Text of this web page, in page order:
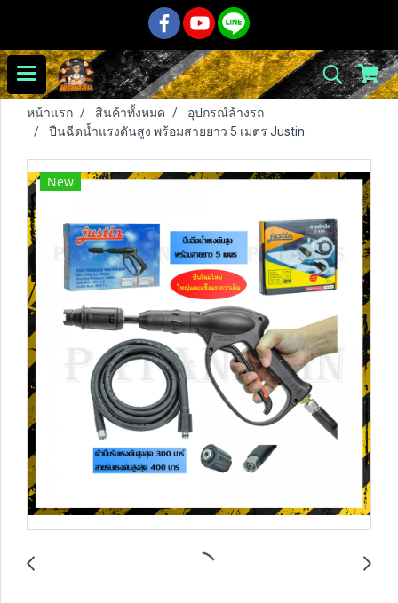
หน้าแรก สินค้าทั้งหมด
อุปกรณ์ล้างรถ
ปืนฉีดน้ำแรงดันสูง พร้อมสายยาว 5 เมตร Justin
New